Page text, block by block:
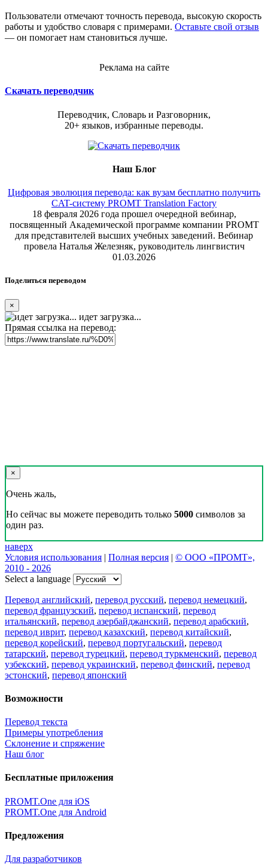
Пользователи отмечают точность перевода, высокую скорость
работы и удобство словаря с примерами. Оставьте свой отзыв
— он помогает нам становиться лучше.
Реклама на сайте
Скачать переводчик
Переводчик, Словарь и Разговорник,
20+ языков, избранные переводы.
Наш Блог
Цифровая эволюция перевода: как вузам бесплатно получить
CAT-систему PROMT Translation Factory
18 февраля 2026 года прошел очередной вебинар,
посвященный Академической программе компании PROMT
для представителей высших учебных заведений. Вебинар
провела Наталья Железняк, руководитель лингвистич
01.03.2026
Поделиться переводом
×
идет загрузка...
Прямая ссылка на перевод:
×
Очень жаль,
Но сейчас вы можете переводить только 5000 символов за
один раз.
наверх
Условия использования | Полная версия | © ООО «ПРОМТ»,
2010 - 2026
Select a language
Перевод английский, перевод русский, перевод немецкий,
перевод французский, перевод испанский, перевод
итальянский, перевод азербайджанский, перевод арабский,
перевод иврит, перевод казахский, перевод китайский,
перевод корейский, перевод португальский, перевод
татарский, перевод турецкий, перевод туркменский, перевод
узбекский, перевод украинский, перевод финский, перевод
эстонский, перевод японский
Возможности
Перевод текста
Примеры употребления
Склонение и спряжение
Наш блог
Бесплатные приложения
PROMT.One для iOS
PROMT.One для Android
Предложения
Для разработчиков